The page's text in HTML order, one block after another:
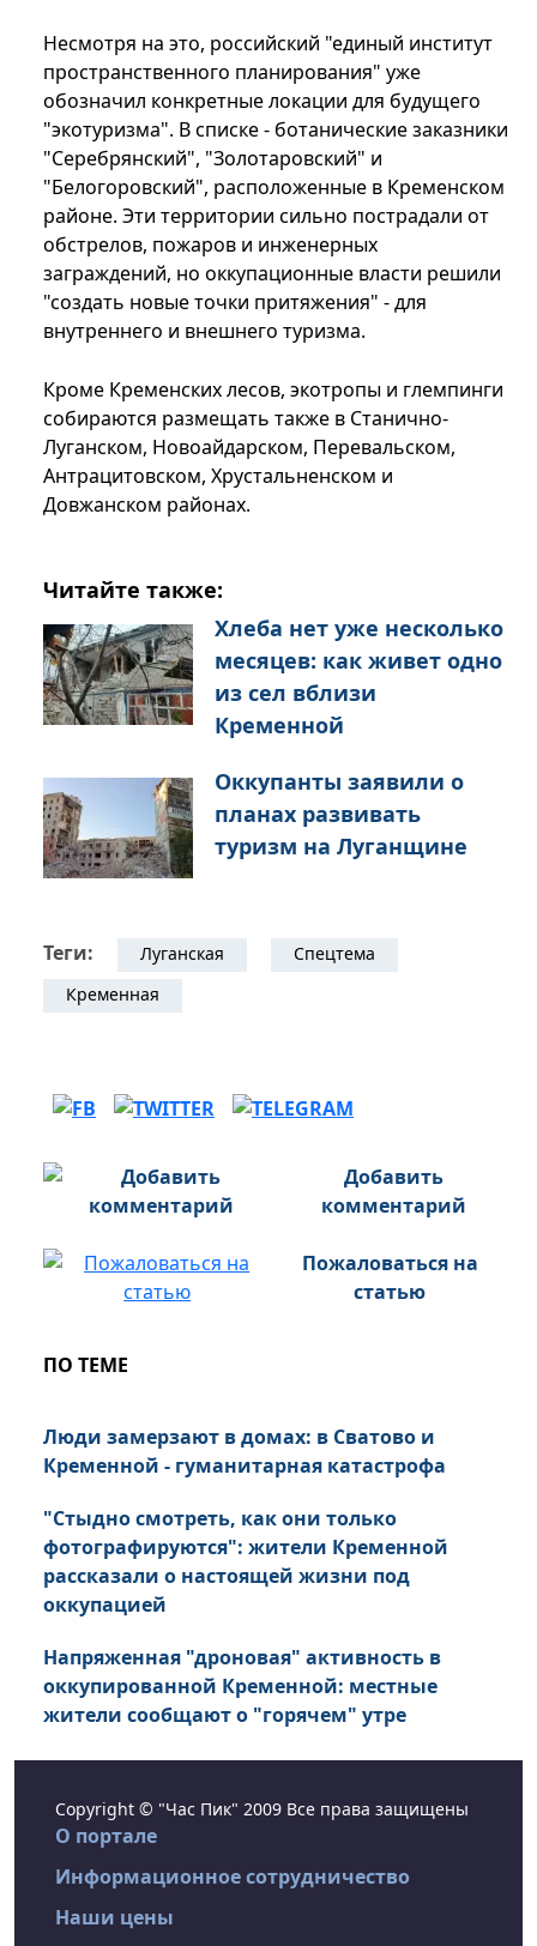
Несмотря на это, российский "единый институт
пространственного планирования" уже
обозначил конкретные локации для будущего
"экотуризма". В списке - ботанические заказники
"Серебрянский", "Золотаровский" и
"Белогоровский", расположенные в Кременском
районе. Эти территории сильно пострадали от
обстрелов, пожаров и инженерных
заграждений, но оккупационные власти решили
"создать новые точки притяжения" - для
внутреннего и внешнего туризма.
Кроме Кременских лесов, экотропы и глемпинги
собираются размещать также в Станично-
Луганском, Новоайдарском, Перевальском,
Антрацитовском, Хрустальненском и
Довжанском районах.
Читайте также:
Хлеба нет уже несколько
месяцев: как живет одно
из сел вблизи
Кременной
Оккупанты заявили о
планах развивать
туризм на Луганщине
Теги: Луганская
Спецтема
Кременная
Добавить
комментарий
Пожаловаться на
статью
ПО ТЕМЕ
Люди замерзают в домах: в Сватово и
Кременной - гуманитарная катастрофа
"Стыдно смотреть, как они только
фотографируются": жители Кременной
рассказали о настоящей жизни под
оккупацией
Напряженная "дроновая" активность в
оккупированной Кременной: местные
жители сообщают о "горячем" утре
Copyright © "Час Пик" 2009 Все права защищены
О портале
Информационное сотрудничество
Наши цены